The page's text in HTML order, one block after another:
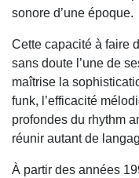
sonore d’une époque.
Cette capacité à faire
sans doute l’une de
maîtrise la
funk, l’efficacité
profondes du rhythm
réunir autant de
À partir des années